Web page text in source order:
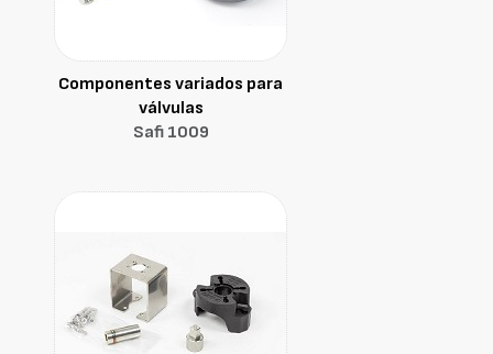
Componentes variados para
válvulas
Safi 1009